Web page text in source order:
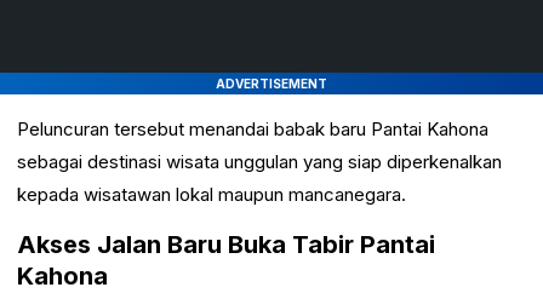
ADVERTISEMENT
Peluncuran tersebut menandai babak baru Pantai Kahona
sebagai destinasi wisata unggulan yang siap diperkenalkan
kepada wisatawan lokal maupun mancanegara.
Akses Jalan Baru Buka Tabir Pantai
Kahona